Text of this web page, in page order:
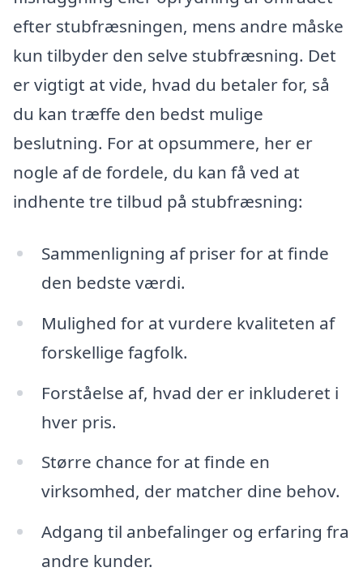
efter stubfræsningen, mens andre måske
kun tilbyder den selve stubfræsning. Det
er vigtigt at vide, hvad du betaler for, så
du kan træffe den bedst mulige
beslutning. For at opsummere, her er
nogle af de fordele, du kan få ved at
indhente tre tilbud på stubfræsning:
Sammenligning af priser for at finde
den bedste værdi.
Mulighed for at vurdere kvaliteten af
forskellige fagfolk.
Forståelse af, hvad der er inkluderet i
hver pris.
Større chance for at finde en
virksomhed, der matcher dine behov.
Adgang til anbefalinger og erfaring fra
andre kunder.